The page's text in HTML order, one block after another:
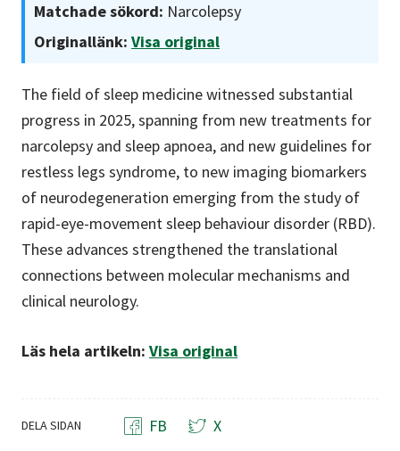
Matchade sökord: Narcolepsy
Originallänk: Visa original
The field of sleep medicine witnessed substantial
progress in 2025, spanning from new treatments for
narcolepsy and sleep apnoea, and new guidelines for
restless legs syndrome, to new imaging biomarkers
of neurodegeneration emerging from the study of
rapid-eye-movement sleep behaviour disorder (RBD).
These advances strengthened the translational
connections between molecular mechanisms and
clinical neurology.
Läs hela artikeln: Visa original
DELA SIDAN FB X